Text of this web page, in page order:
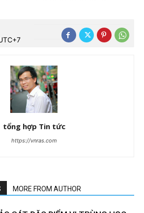
tổng hợp Tin tức
https://vnras.com
MORE FROM AUTHOR